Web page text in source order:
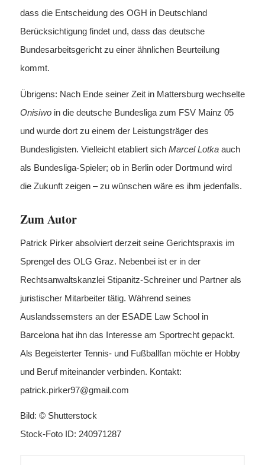
dass die Entscheidung des OGH in Deutschland
Berücksichtigung findet und, dass das deutsche
Bundesarbeitsgericht zu einer ähnlichen Beurteilung
kommt.
Übrigens: Nach Ende seiner Zeit in Mattersburg wechselte
Onisiwo in die deutsche Bundesliga zum FSV Mainz 05
und wurde dort zu einem der Leistungsträger des
Bundesligisten. Vielleicht etabliert sich Marcel Lotka auch
als Bundesliga-Spieler; ob in Berlin oder Dortmund wird
die Zukunft zeigen – zu wünschen wäre es ihm jedenfalls.
Zum Autor
Patrick Pirker absolviert derzeit seine Gerichtspraxis im
Sprengel des OLG Graz. Nebenbei ist er in der
Rechtsanwaltskanzlei Stipanitz-Schreiner und Partner als
juristischer Mitarbeiter tätig. Während seines
Auslandssemsters an der ESADE Law School in
Barcelona hat ihn das Interesse am Sportrecht gepackt.
Als Begeisterter Tennis- und Fußballfan möchte er Hobby
und Beruf miteinander verbinden. Kontakt:
patrick.pirker97@gmail.com
Bild: © Shutterstock
Stock-Foto ID: 240971287